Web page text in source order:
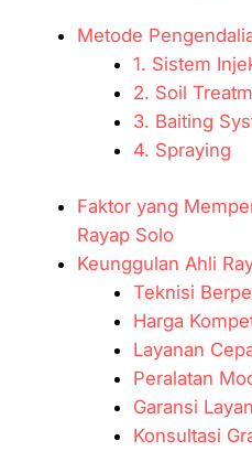
Metode
1. Sistem
2. Soil
3. Baiting
4. Spraying
Faktor yang
Rayap Solo
Keunggulan Ahli
Teknisi
Harga
Layanan
Peralatan
Garansi
Konsultasi